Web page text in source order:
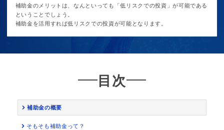
補助金のメリットは、なんといっても「低リスクでの投資」が可能である
ということでしょう。
補助金を活用すれば低リスクでの投資が可能となります。
目次
補助金の概要
そもそも補助金って？